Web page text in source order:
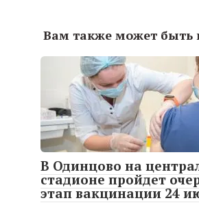
Вам также может быть
В Одинцово на
стадионе пройдет
этап вакцинации 24